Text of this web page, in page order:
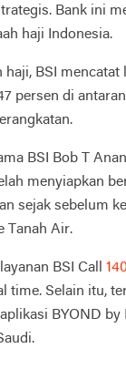
Bank ini
haji Indonesia.
BSI mencatat
persen di
BSI Bob T
menyiapkan
sejak sebelum
Tanah Air.
BSI Call
time. Selain itu,
BYOND by